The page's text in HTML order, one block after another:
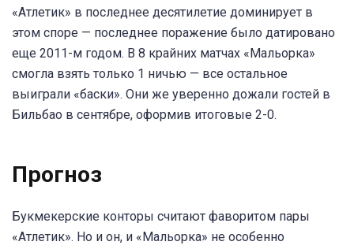
«Атлетик» в последнее десятилетие доминирует в
этом споре — последнее поражение было датировано
еще 2011-м годом. В 8 крайних матчах «Мальорка»
смогла взять только 1 ничью — все остальное
выиграли «баски». Они же уверенно дожали гостей в
Бильбао в сентябре, оформив итоговые 2-0.
Прогноз
Букмекерские конторы считают фаворитом пары
«Атлетик». Но и он, и «Мальорка» не особенно